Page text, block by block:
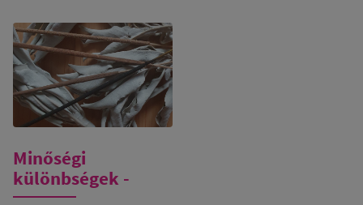
Minőségi
különbségek -
fehér zsálya